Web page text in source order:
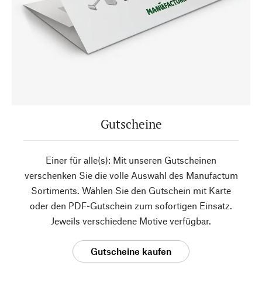
Gutscheine
Einer für alle(s): Mit unseren Gutscheinen
verschenken Sie die volle Auswahl des Manufactum
Sortiments. Wählen Sie den Gutschein mit Karte
oder den PDF-Gutschein zum sofortigen Einsatz.
Jeweils verschiedene Motive verfügbar.
Gutscheine kaufen